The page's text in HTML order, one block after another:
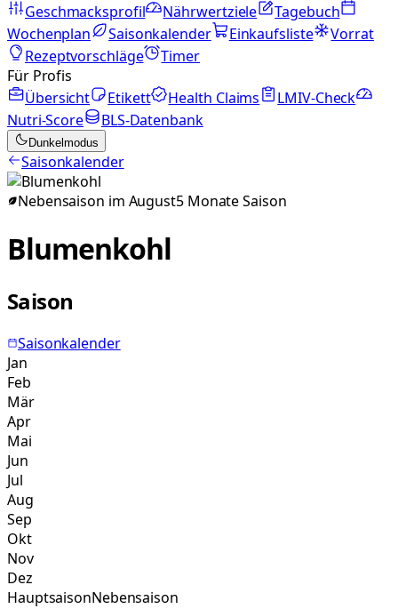
Geschmacksprofil
Nährwertziele
Tagebuch
Wochenplan
Saisonkalender Einkaufsliste
Vorrat
Rezeptvorschläge
Timer
Für Profis
Übersicht
Etikett Health Claims
LMIV-Check
Nutri-Score
BLS-Datenbank
Dunkelmodus
Saisonkalender
Nebensaison im August5 MonateSaison
Blumenkohl
Saison
Saisonkalender
Jan
Feb
Mär
Apr
Mai
Jun
Jul
Aug
Sep
Okt
Nov
Dez
HauptsaisonNebensaison